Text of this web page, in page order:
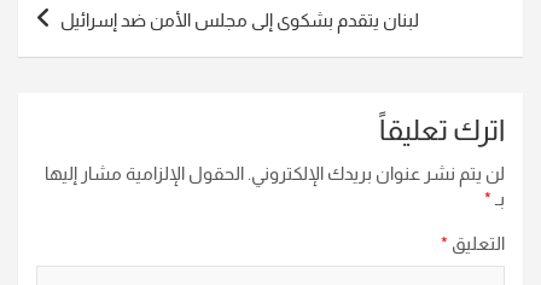
لبنان يتقدم بشكوى إلى مجلس الأمن ضد إسرائيل
اترك تعليقاً
لن يتم نشر عنوان بريدك الإلكتروني. الحقول الإلزامية مشار إليها
بـ *
التعليق *